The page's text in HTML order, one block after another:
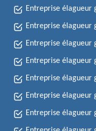
Entreprise élagueur
Entreprise élagueur
Entreprise élagueur
Entreprise élagueur
Entreprise élagueur
Entreprise élagueur
Entreprise élagueur